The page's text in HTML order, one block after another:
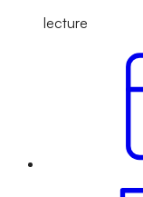
lecture